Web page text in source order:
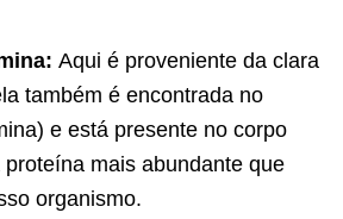
Aqui é proveniente da clara
também é encontrada no
e está presente no corpo
proteína mais abundante que
organismo.